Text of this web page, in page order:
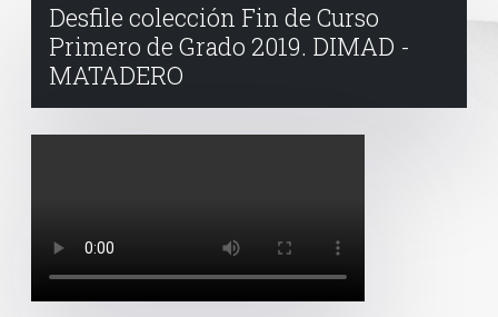
Desfile colección Fin de Curso
Primero de Grado 2019. DIMAD -
MATADERO